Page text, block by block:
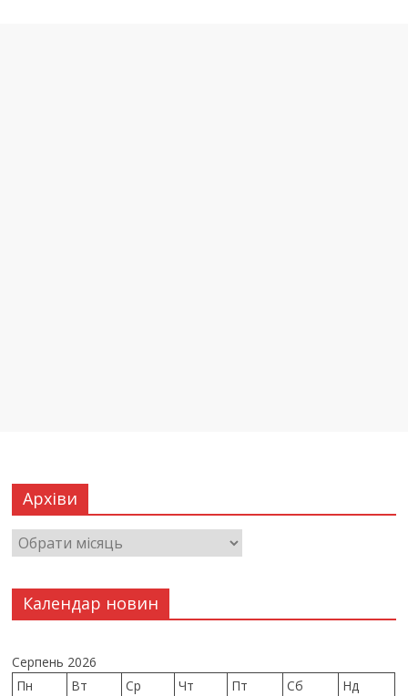
Архіви
Календар новин
Серпень 2026
Пн
Вт Ср Чт Пт Сб
Нд